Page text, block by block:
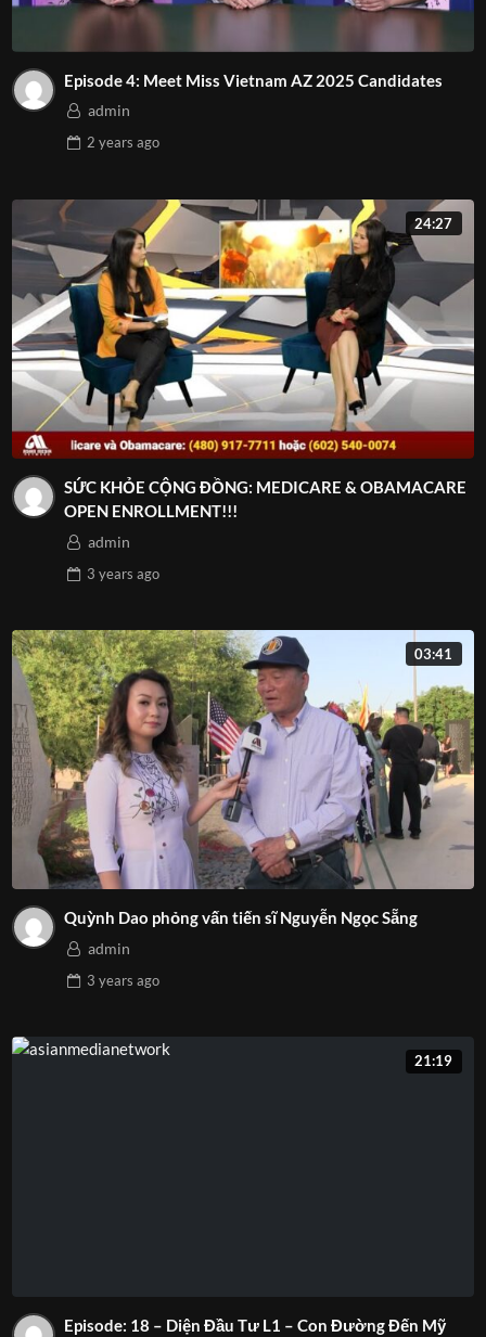
Episode 4: Meet Miss Vietnam AZ 2025 Candidates
admin
2 years ago
24:27
SỨC KHỎE CỘNG ĐỒNG: MEDICARE & OBAMACARE
OPEN ENROLLMENT!!!
admin
3 years ago
03:41
Quỳnh Dao phỏng vấn tiến sĩ Nguyễn Ngọc Sẵng
admin
3 years ago
21:19
Episode: 18 – Diện Đầu Tư L1 – Con Đường Đến Mỹ